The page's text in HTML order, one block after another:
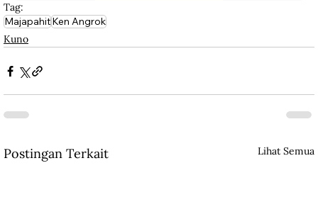
Tag:
MajapahitKen Angrok
Kuno
Postingan Terkait Lihat Semua